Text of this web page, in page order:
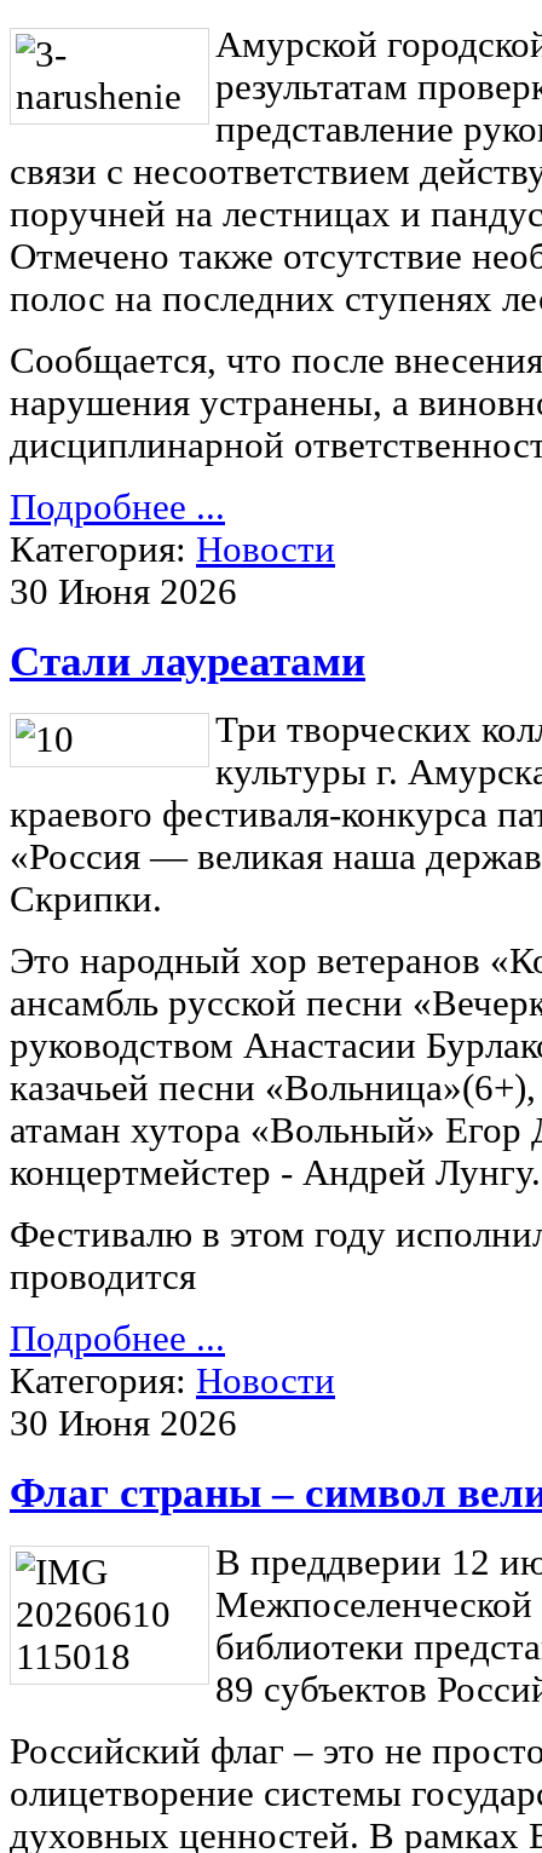
Амурской
результатам
представление
связи с несоответствием
поручней на лестницах и
Отмечено также отсутствие
полос на последних ступенях
Сообщается, что после
нарушения устранены, а
дисциплинарной
Подробнее ...
Категория: Новости
30 Июня 2026
Стали лауреатами
Три творческих
культуры г.
краевого фестиваля-конкурса
«Россия — великая наша
Скрипки.
Это народный хор ветеранов
ансамбль русской песни
руководством Анастасии
казачьей песни
атаман хутора «Вольный» Егор
концертмейстер - Андрей Лунгу.
Фестивалю в этом году
проводится
Подробнее ...
Категория: Новости
30 Июня 2026
Флаг страны – символ
В преддверии 12
Межпоселенческой
библиотеки
89 субъектов
Российский флаг – это не
олицетворение системы
духовных ценностей. В рамках